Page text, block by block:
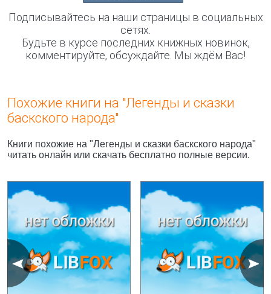
Подписывайтесь на наши страницы в социальных
сетях.
Будьте в курсе последних книжных новинок,
комментируйте, обсуждайте. Мы ждём Вас!
Похожие книги на "Легенды и сказки
баскского народа"
Книги похожие на "Легенды и сказки баскского народа"
читать онлайн или скачать бесплатно полные версии.